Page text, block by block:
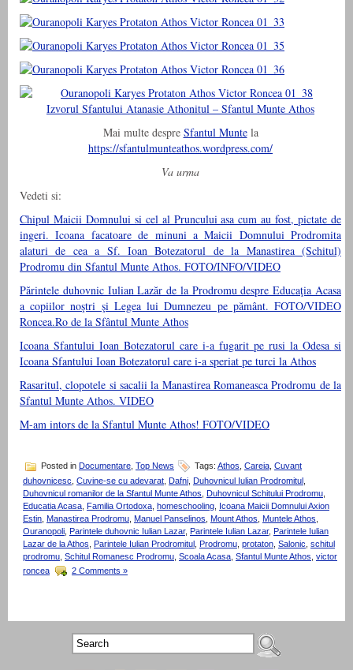
Izvorul Sfantului Atanasie Athonitul – Sfantul Munte Athos
Mai multe despre Sfantul Muntela
https://sfantulmunteathos.wordpress.com/
Va urma
Vedeti si:
Chipul Maicii Domnului si cel al Pruncului asa cum au fost, pictate de
ingeri. Icoana facatoare de minuni a Maicii Domnului Prodromita
alaturi de cea a Sf. Ioan Botezatorul de la Manastirea (Schitul)
Prodromu din Sfantul Munte Athos. FOTO/INFO/VIDEO
Părintele duhovnic Iulian Lazăr de la Prodromu despre Educaţia Acasa
a copiilor noştri şi Legea lui Dumnezeu pe pământ. FOTO/VIDEO
Roncea.Ro de la Sfântul Munte Athos
Icoana Sfantului Ioan Botezatorul care i-a fugarit pe rusi la Odesa si
Icoana Sfantului Ioan Botezatorul care i-a speriat pe turci la Athos
Rasaritul, clopotele si sacalii la Manastirea Romaneasca Prodromu de la
Sfantul Munte Athos. VIDEO
M-am intors de la Sfantul Munte Athos! FOTO/VIDEO
Posted in Documentare Top News Tags: Athos Careia Cuvant
duhovnicesc, Cuvine-se cu adevarat, Dafni, Duhovnicul Iulian Prodromitul ,
Duhovnicul romanilor de la Sfantul Munte Athos, Duhovnicul Schitului Prodromu,
Educatia Acasa, Familia Ortodoxa, homeschooling, Icoana Maicii Domnului Axion
Estin, Manastirea Prodromu, Manuel Panselinos, Mount Athos, Muntele Athos,
Ouranopoli, Parintele duhovnic Iulian Lazar, Parintele Iulian Lazar, Parintele Iulian
Lazar de la Athos, Parintele Iulian Prodromitul , Prodromu, protaton, Salonic, schitul
prodromu, Schitul Romanesc Prodromu, Scoala Acasa, Sfantul Munte Athos, victor
roncea
2 Comments »